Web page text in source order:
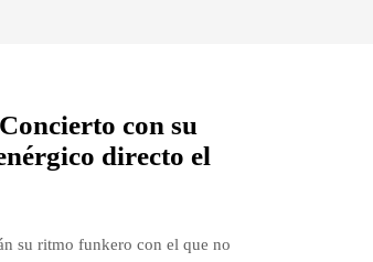
con su
directo el
su ritmo funkero con el que no